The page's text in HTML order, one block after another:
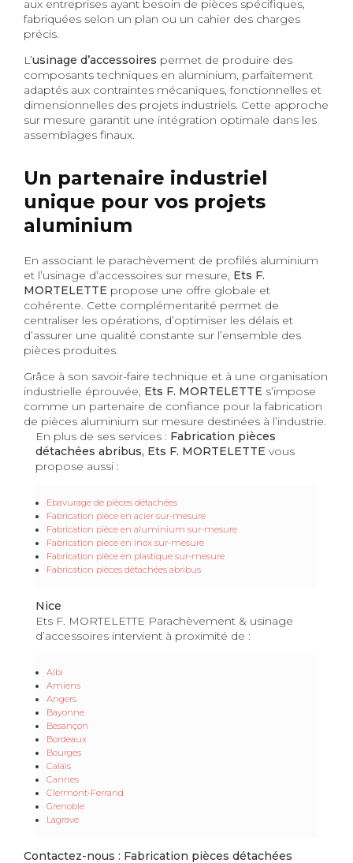
aux entreprises ayant besoin de pièces spécifiques,
fabriquées selon un plan ou un cahier des charges
précis.
L’usinage d’accessoires permet de produire des
composants techniques en aluminium, parfaitement
adaptés aux contraintes mécaniques, fonctionnelles et
dimensionnelles des projets industriels. Cette approche
sur mesure garantit une intégration optimale dans les
assemblages finaux.
Un partenaire industriel
unique pour vos projets
aluminium
En associant le parachèvement de profilés aluminium
et l’usinage d’accessoires sur mesure, Ets F.
MORTELETTE propose une offre globale et
cohérente. Cette complémentarité permet de
centraliser les opérations, d’optimiser les délais et
d’assurer une qualité constante sur l’ensemble des
pièces produites.
Grâce à son savoir-faire technique et à une organisation
industrielle éprouvée, Ets F. MORTELETTE s’impose
comme un partenaire de confiance pour la fabrication
de pièces aluminium sur mesure destinées à l’industrie.
En plus de ses services : Fabrication pièces
détachées abribus, Ets F. MORTELETTE vous
propose aussi :
Ebavurage de pièces détachées
Fabrication pièce en acier sur-mesure
Fabrication pièce en aluminium sur-mesure
Fabrication pièce en inox sur-mesure
Fabrication pièce en plastique sur-mesure
Fabrication pièces détachées abribus
Nice
Ets F. MORTELETTE Parachèvement & usinage
d’accessoires intervient à proximité de :
Albi
Amiens
Angers
Bayonne
Besançon
Bordeaux
Bourges
Calais
Cannes
Clermont-Ferrand
Grenoble
Lagrave
Contactez-nous : Fabrication pièces détachées